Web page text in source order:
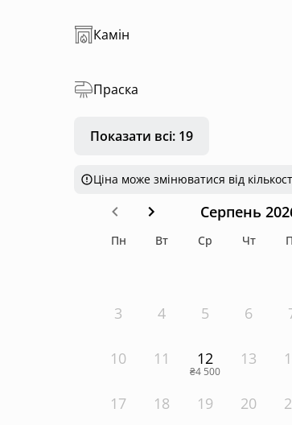
Камін
Праска
Показати всі: 19
Ціна може змінюватися від
Серпень
Пн Вт Ср Чт
3 4 5 6
10 11 12
₴4 500
13
17 18 19 20